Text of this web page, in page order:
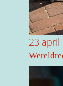
23 april